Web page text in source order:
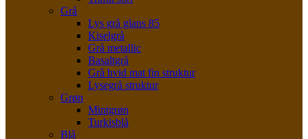
Grå
Lys grå glans 85
Kiselgrå
Grå metallic
Basaltgrå
Grå hvid mat fin struktur
Lysegrå struktur
Grøn
Mintgrøn
Turkisblå
Blå